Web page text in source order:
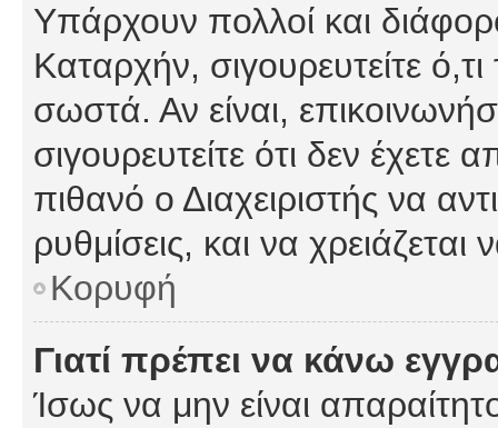
Υπάρχουν πολλοί και
Καταρχήν, σιγουρευτείτε
σωστά. Αν είναι,
σιγουρευτείτε ότι δεν έχετε
πιθανό ο Διαχειριστής να
ρυθμίσεις, και να χρειάζεται
Κορυφή
Γιατί πρέπει να κάνω
Ίσως να μην είναι